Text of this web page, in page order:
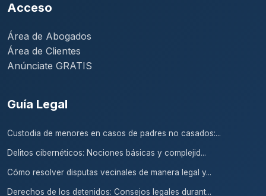
Acceso
Área de Abogados
Área de Clientes
Anúnciate GRATIS
Guía Legal
Custodia de menores en casos de padres no casados:...
Delitos cibernéticos: Nociones básicas y complejid...
Cómo resolver disputas vecinales de manera legal y...
Derechos de los detenidos: Consejos legales durant...